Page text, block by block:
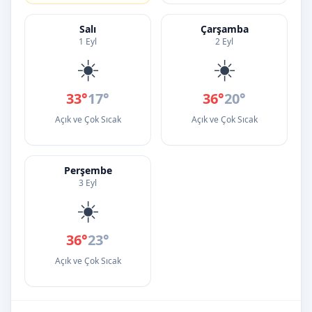
Salı
1 Eyl
☀️
33°17°
Açık ve Çok Sıcak
Çarşamba
2 Eyl
☀️
36°20°
Açık ve Çok Sıcak
Perşembe
3 Eyl
☀️
36°23°
Açık ve Çok Sıcak